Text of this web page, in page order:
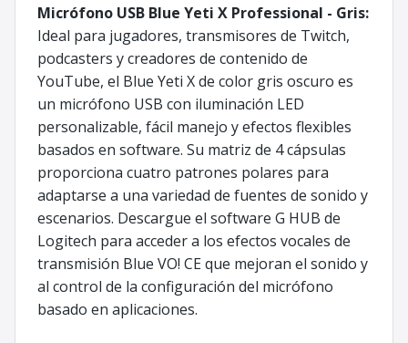
Micrófono USB Blue Yeti X Professional - Gris:
Ideal para jugadores, transmisores de Twitch,
podcasters y creadores de contenido de
YouTube, el Blue Yeti X de color gris oscuro es
un micrófono USB con iluminación LED
personalizable, fácil manejo y efectos flexibles
basados en software. Su matriz de 4 cápsulas
proporciona cuatro patrones polares para
adaptarse a una variedad de fuentes de sonido y
escenarios. Descargue el software G HUB de
Logitech para acceder a los efectos vocales de
transmisión Blue VO! CE que mejoran el sonido y
al control de la configuración del micrófono
basado en aplicaciones.